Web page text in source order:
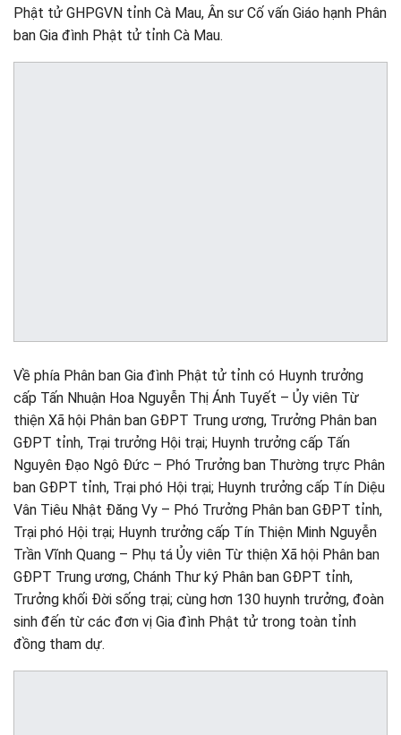
Phật tử GHPGVN tỉnh Cà Mau, Ân sư Cố vấn Giáo hạnh Phân
ban Gia đình Phật tử tỉnh Cà Mau.
Về phía Phân ban Gia đình Phật tử tỉnh có Huynh trưởng
cấp Tấn Nhuận Hoa Nguyễn Thị Ánh Tuyết – Ủy viên Từ
thiện Xã hội Phân ban GĐPT Trung ương, Trưởng Phân ban
GĐPT tỉnh, Trại trưởng Hội trại; Huynh trưởng cấp Tấn
Nguyên Đạo Ngô Đức – Phó Trưởng ban Thường trực Phân
ban GĐPT tỉnh, Trại phó Hội trại; Huynh trưởng cấp Tín Diệu
Vân Tiêu Nhật Đăng Vy – Phó Trưởng Phân ban GĐPT tỉnh,
Trại phó Hội trại; Huynh trưởng cấp Tín Thiện Minh Nguyễn
Trần Vĩnh Quang – Phụ tá Ủy viên Từ thiện Xã hội Phân ban
GĐPT Trung ương, Chánh Thư ký Phân ban GĐPT tỉnh,
Trưởng khối Đời sống trại; cùng hơn 130 huynh trưởng, đoàn
sinh đến từ các đơn vị Gia đình Phật tử trong toàn tỉnh
đồng tham dự.